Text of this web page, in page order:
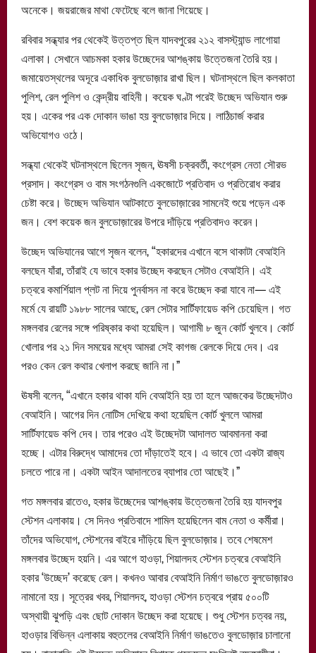
অনেকে। জয়রাজের মাথা ফেটেছে বলে জানা গিয়েছে।
রবিবার সন্ধ্যার পর থেকেই উত্তপ্ত ছিল যাদবপুরের ২১২ বাসস্ট্যান্ড লাগোয়া
এলাকা। সেখানে আচমকা হকার উচ্ছেদের আশঙ্কায় উত্তেজনা তৈরি হয়।
জমায়েতস্থলের অদূরে একাধিক বুলডোজ়ার রাখা ছিল। ঘটনাস্থলে ছিল কলকাতা
পুলিশ, রেল পুলিশ ও কেন্দ্রীয় বাহিনী। কয়েক ঘণ্টা পরেই উচ্ছেদ অভিযান শুরু
হয়। একের পর এক দোকান ভাঙা হয় বুলডোজ়ার দিয়ে। লাঠিচার্জ করার
অভিযোগও ওঠে।
সন্ধ্যা থেকেই ঘটনাস্থলে ছিলেন সৃজন, ঊষসী চক্রবর্তী, কংগ্রেস নেতা সৌরভ
প্রসাদ। কংগ্রেস ও বাম সংগঠনগুলি একজোটে প্রতিবাদ ও প্রতিরোধ করার
চেষ্টা করে। উচ্ছেদ অভিযান আটকাতে বুলডোজ়ারের সামনেই শুয়ে পড়েন এক
জন। বেশ কয়েক জন বুলডোজ়ারের উপরে দাঁড়িয়ে প্রতিবাদ‌ও করেন।
উচ্ছেদ অভিযানের আগে সৃজন বলেন, “হকারদের এখানে বসে থাকাটা বেআইনি
বলছেন যাঁরা, তাঁরাই যে ভাবে হকার উচ্ছেদ করছেন সেটাও বেআইনি। এই
চত্বরে কমার্শিয়াল প্লট না দিয়ে পুনর্বাসন না করে উচ্ছেদ করা যাবে না— এই
মর্মে যে রায়টি ১৯৮৮ সালের আছে, রেল সেটার সার্টিফায়েড কপি চেয়েছিল। গত
মঙ্গলবার রেলের সঙ্গে পরিষ্কার কথা হয়েছিল। আগামী ৮ জুন কোর্ট খুলবে। কোর্ট
খোলার পর ২১ দিন সময়ের মধ্যে আমরা সেই কাগজ রেলকে দিয়ে দেব। এর
পরও কেন রেল কথার খেলাপ করছে জানি না।”
ঊষসী বলেন, “এখানে হকার থাকা যদি বেআইনি হয় তা হলে আজকের উচ্ছেদটাও
বেআইনি। আগের দিন নোটিস দেখিয়ে কথা হয়েছিল কোর্ট খুললে আমরা
সার্টিফায়েড কপি দেব। তার পরেও এই উচ্ছেদটা আদালত আবমাননা করা
হচ্ছে। এটার বিরুদ্ধে আমাদের তো দাঁড়াতেই হবে। এ ভাবে তো একটা রাজ্য
চলতে পারে না। একটা আইন আদালতের ব্যাপার তো আছেই।”
গত মঙ্গলবার রাতেও, হকার উচ্ছেদের আশঙ্কায় উত্তেজনা তৈরি হয় যাদবপুর
স্টেশন এলাকায়। সে দিনও প্রতিবাদে শামিল হয়েছিলেন বাম নেতা ও কর্মীরা।
তাঁদের অভিযোগ, স্টেশনের বাইরে দাঁড়িয়ে ছিল বুলডোজ়ার। তবে শেষমেশ
মঙ্গলবার উচ্ছেদ হয়নি। এর আগে হাওড়া, শিয়ালদহ স্টেশন চত্বরে বেআইনি
হকার ‘উচ্ছেদ’ করেছে রেল। কখনও আবার বেআইনি নির্মাণ ভাঙতে বুলডোজ়ারও
নামানো হয়। সূত্রের খবর, শিয়ালদহ, হাওড়া স্টেশন চত্বরে প্রায় ৫০০টি
অস্থায়ী ঝুপড়ি এবং ছোট দোকান উচ্ছেদ করা হয়েছে। শুধু স্টেশন চত্বর নয়,
হাওড়ার বিভিন্ন এলাকায় বহুতলের বেআইনি নির্মাণ ভাঙতেও বুলডোজ়ার চালানো